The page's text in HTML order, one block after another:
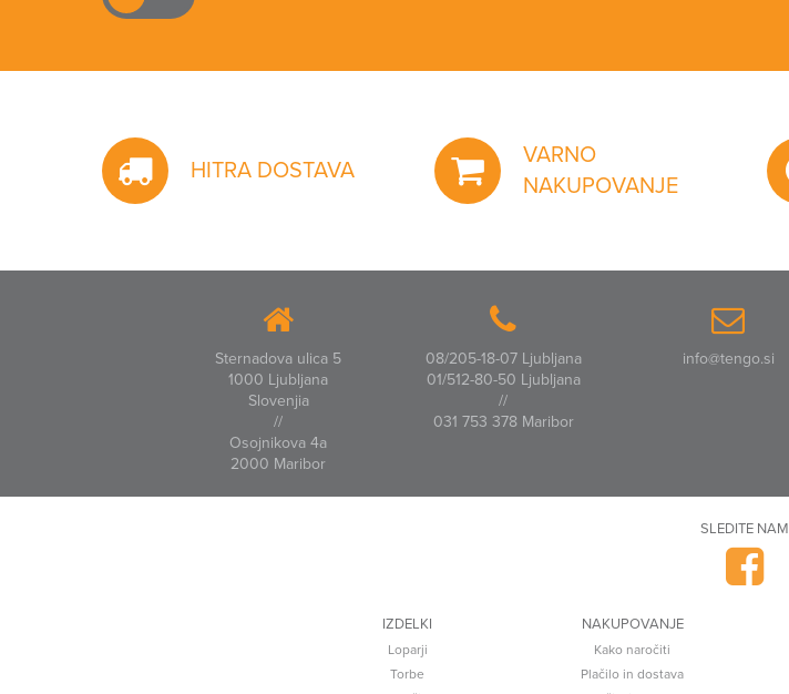
HITRA DOSTAVA
VARNO
NAKUPOVANJE
Sternadova ulica 5
1000 Ljubljana
Slovenjia
//
Osojnikova 4a
2000 Maribor
08/205-18-07 Ljubljana
01/512-80-50 Ljubljana
//
031 753 378 Maribor
info@tengo.si
SLEDITE NAM
IZDELKI
Loparji
Torbe
NAKUPOVANJE
Kako naročiti
Plačilo in dostava